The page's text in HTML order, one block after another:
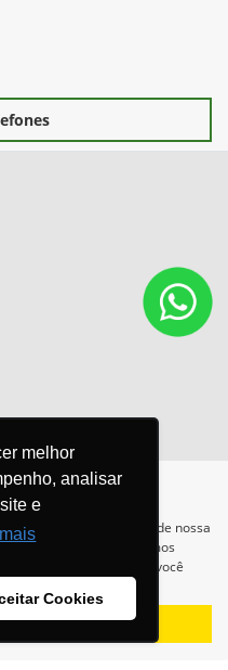
melhor
analisar
e
Cookies
fazemos uso de nossa
pessoais respeitamos
com a navegação e visita você
Recusar